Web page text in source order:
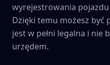
wyrejestrowania
Dzięki temu możesz być
jest w pełni legalna i nie
urzędem.